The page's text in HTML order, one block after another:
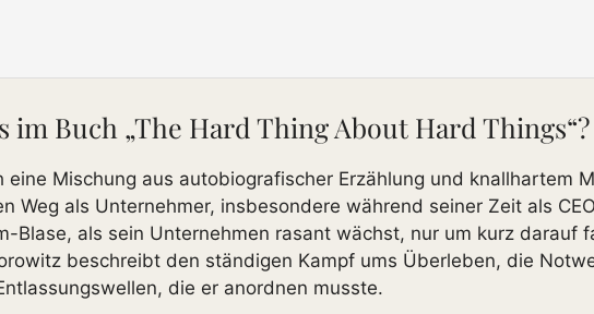
im Buch „The Hard Thing About Hard
eine Mischung aus autobiografischer Erzählung und knallhartem
Weg als Unternehmer, insbesondere während seiner Zeit als
Blase, als sein Unternehmen rasant wächst, nur um kurz darauf
beschreibt den ständigen Kampf ums Überleben, die
die er anordnen musste.